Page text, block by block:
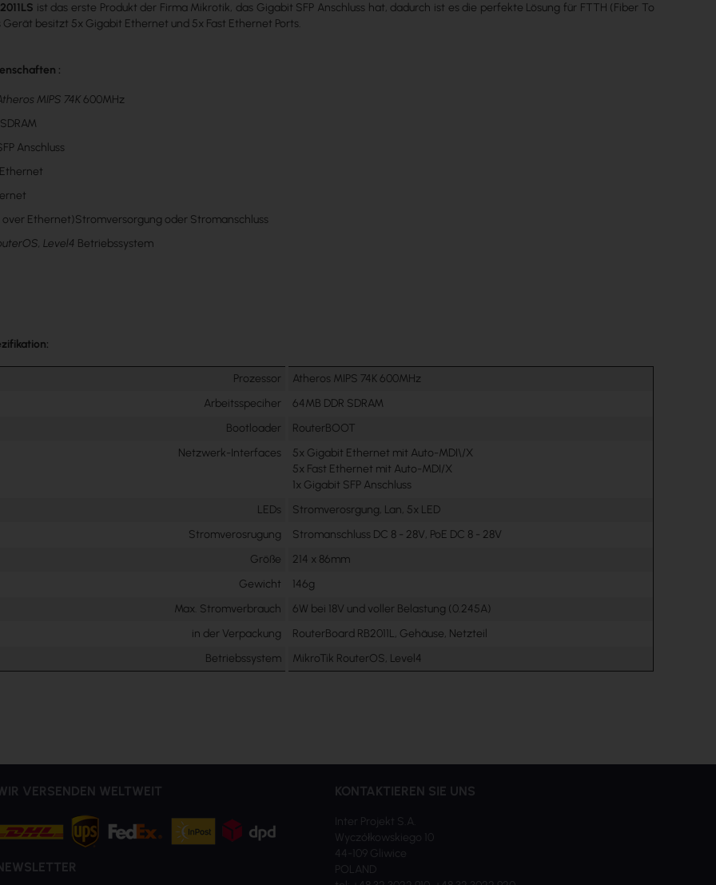
ist das erste Produkt der Firma Mikrotik, das Gigabit SFP Anschluss hat, dadurch ist es die perfekte Lösung für FTTH (Fiber To
Gerät besitzt 5x Gigabit Ethernet und 5x Fast Ethernet Ports.
:
MIPS 74K600MHz
Anschluss
over Ethernet)Stromversorgung oder Stromanschluss
Level4 Betriebssystem
Prozessor
Atheros MIPS 74K 600MHz
Arbeitsspeciher
64MB DDR SDRAM
Bootloader
RouterBOOT
Netzwerk-Interfaces
5x Gigabit Ethernet mit Auto-MDI\/X
5x Fast Ethernet mit Auto-MDI/X
1x Gigabit SFP Anschluss
LEDs
Stromverosrgung, Lan, 5x LED
Stromverosrugung
Stromanschluss DC 8 - 28V, PoE DC 8 - 28V
Größe
214 x 86mm
Gewicht
146g
Max. Stromverbrauch
6W bei 18V und voller Belastung (0.245A)
in der Verpackung
RouterBoard RB2011L, Gehäuse, Netzteil
Betriebssystem
MikroTik RouterOS, Level4
VERSENDEN WELTWEIT KONTAKTIEREN SIE UNS
Inter Projekt S.A.
Wyczółkowskiego 10
44-109 Gliwice
POLAND